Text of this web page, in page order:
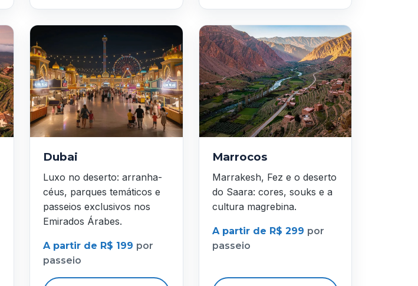
Dubai
Luxo no deserto: arranha-
céus, parques temáticos e
passeios exclusivos nos
Emirados Árabes.
A partir de R$ 199 por
passeio
Marrocos
Marrakesh, Fez e o deserto
do Saara: cores, souks e a
cultura magrebina.
A partir de R$ 299 por
passeio